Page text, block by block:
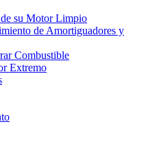
su Motor Limpio
de Amortiguadores y
Combustible
Extremo